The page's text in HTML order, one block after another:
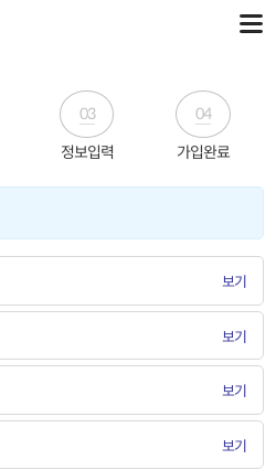
03
정보입력
04
가입완료
보기
보기
보기
보기